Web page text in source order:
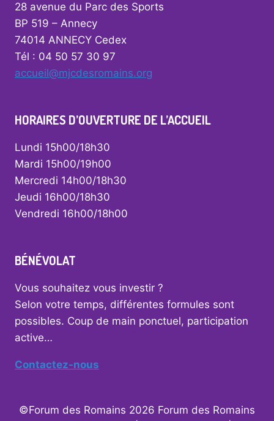
28 avenue du Parc des Sports
BP 519 – Annecy
74014 ANNECY Cedex
Tél : 04 50 57 30 97
accueil@mjcdesromains.org
HORAIRES D’OUVERTURE DE L’ACCUEIL
Lundi 15h00/18h30
Mardi 15h00/19h00
Mercredi 14h00/18h30
Jeudi 16h00/18h30
Vendredi 16h00/18h00
BÉNÉVOLAT
Vous souhaitez vous investir ?
Selon votre temps, différentes formules sont
possibles. Coup de main ponctuel, participation
active…
Contactez-nous
©Forum des Romains 2026 Forum des Romains